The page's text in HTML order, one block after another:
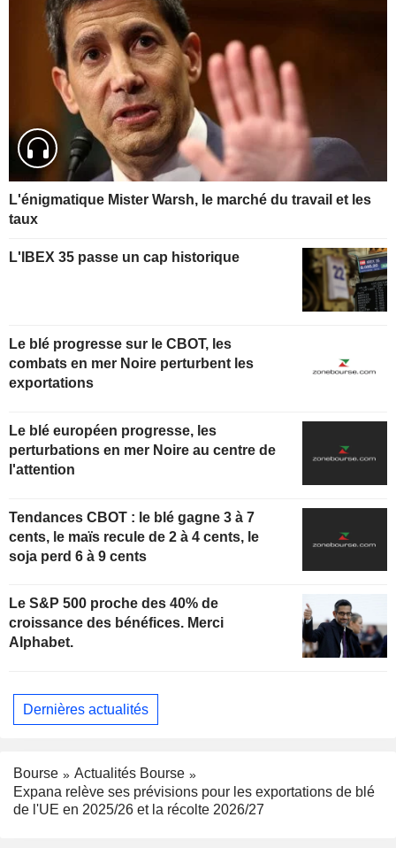
L'énigmatique Mister Warsh, le marché du travail et les
taux
L'IBEX 35 passe un cap historique
Le blé progresse sur le CBOT, les
combats en mer Noire perturbent les
exportations
Le blé européen progresse, les
perturbations en mer Noire au centre de
l'attention
Tendances CBOT : le blé gagne 3 à 7
cents, le maïs recule de 2 à 4 cents, le
soja perd 6 à 9 cents
Le S&P 500 proche des 40% de
croissance des bénéfices. Merci
Alphabet.
Dernières actualités
Bourse
Actualités Bourse
Expana relève ses prévisions pour les exportations de blé
de l'UE en 2025/26 et la récolte 2026/27